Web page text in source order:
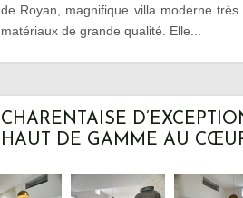
de Royan, magnifique villa moderne
matériaux de grande qualité. Elle...
CHARENTAISE
HAUT DE GAMME AU